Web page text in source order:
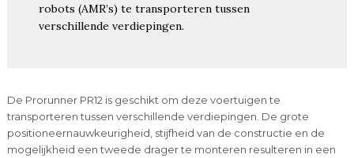
robots (AMR’s) te transporteren tussen
verschillende verdiepingen.
De Prorunner PR12 is geschikt om deze voertuigen te
transporteren tussen verschillende verdiepingen. De grote
positioneernauwkeurigheid, stijfheid van de constructie en de
mogelijkheid een tweede drager te monteren resulteren in een